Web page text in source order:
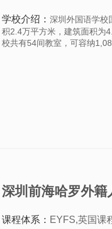
学校介绍： 深圳外国语学校
积2.4万平方米，建筑面积为
校共有54间教室，可容纳
深圳前海哈罗外籍
课程体系： EYFS,英国课